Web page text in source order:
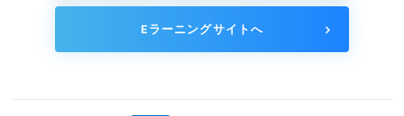
Eラーニングサイトへ